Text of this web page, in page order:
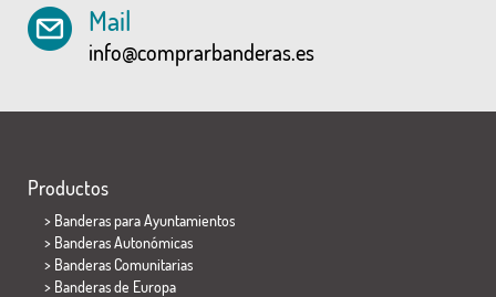
Mail
info@comprarbanderas.es
Productos
> Banderas para Ayuntamientos
> Banderas Autonómicas
> Banderas Comunitarias
> Banderas de Europa